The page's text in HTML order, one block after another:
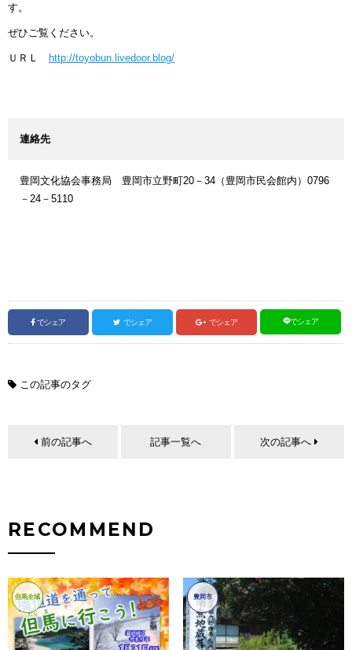
す。
ぜひご覧ください。
ＵＲＬ http://toyobun.livedoor.blog/
連絡先
豊岡文化協会事務局 豊岡市立野町20－34（豊岡市民会館内）0796
－24－5110
でシェア でシェア でシェア でシェア
この記事のタグ
前の記事へ 記事一覧へ 次の記事へ
RECOMMEND
但馬全域 豊岡市